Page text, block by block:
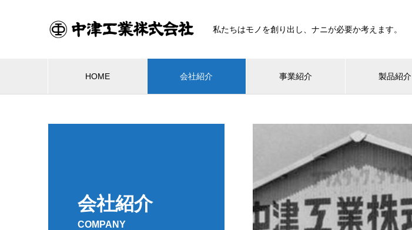
私たちはモノを創り出し、ナニが必要か考えます。
HOME 会社紹介 事業紹介 製品紹介
会社紹介
COMPANY